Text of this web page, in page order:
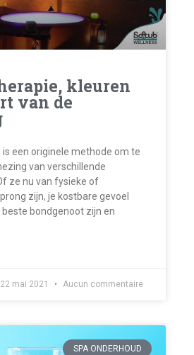
kleuren
van de
een originele methode om te
van verschillende
ze nu van fysieke of
zijn, je kostbare gevoel
bondgenoot zijn en
22 mai 2021 Aucun commentaire
SPA ONDERHOUD